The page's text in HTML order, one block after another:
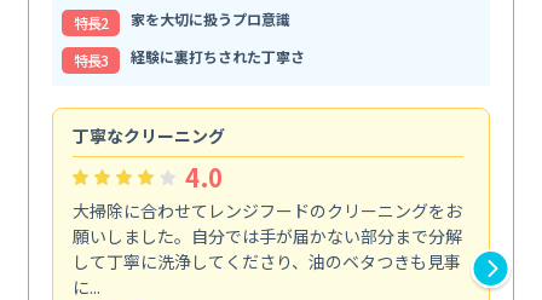
特⻑2
家を大切に扱うプロ意識
特⻑3
経験に裏打ちされた丁寧さ
丁寧なクリーニング
4.0
大掃除に合わせてレンジフードのクリーニングをお
願いしました。自分では手が届かない部分まで分解
して丁寧に洗浄してくださり、油のベタつきも見事
に...